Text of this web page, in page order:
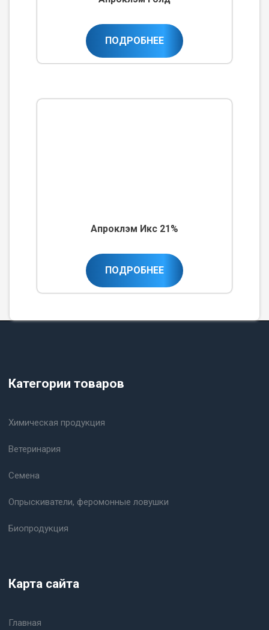
ПОДРОБНЕЕ
Апроклэм Икс 21%
ПОДРОБНЕЕ
Категории товаров
Химическая продукция
Ветеринария
Семена
Опрыскиватели, феромонные ловушки
Биопродукция
Карта сайта
Главная